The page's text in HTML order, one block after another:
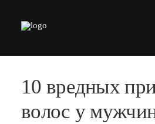
БАРБЕРШОПЫ
10 вредных
волос у